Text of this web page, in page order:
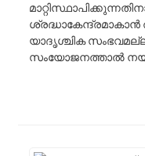
ശ്രദ്ധാകേന്ദ്രമാകാൻ
യാദൃശ്ചിക
സംയോജനത്താൽ